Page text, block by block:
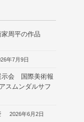
家周平の作品
年7月9日
示会 国際美術報
スムンダルサフ
2026年6月2日